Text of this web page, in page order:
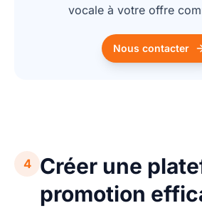
vocale à votre offre
Nous contacter
4
Créer une
promotion